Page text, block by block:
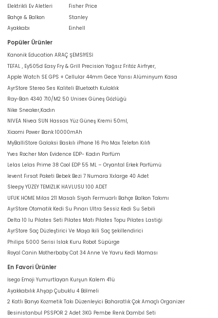
Elektrikli Ev Aletleri
Bahçe & Balkon
Ayakkabı
Fisher Price
Stanley
Einhell
Popüler Ürünler
Kanonik Education ARAÇ ŞEMSİYESİ
TEFAL , Ey505d Easy Fry & Grill Precision Yağsız Fritöz Airfryer,
Apple Watch SE GPS + Cellular 44mm Gece Yarısı Alüminyum Kasa
AyrStore Stereo Ses Kaliteli Bluetooth Kulaklık
Ray-Ban 4340 710/M2 50 Unisex Güneş Gözlüğü
Nike Sneaker,Kadın
NIVEA Nivea SUN Hassas Yüz Güneş Kremi 50ml,
Xiaomi Power Bank 10000mAh
MyBalliStore Galaksi Baskılı iPhone 16 Pro Max Telefon Kılıfı
Yves Rocher Mon Evidence EDP- Kadın Parfüm
Lelas Lelas Prime 38 Cool EDP 55 ML – Oryantal Erkek Parfümü
levent Fırsat Paketi Bebek Bezi 7 Numara Xxlarge 40 Adet
Sleepy YÜZEY TEMİZLİK HAVLUSU 100 ADET
UFUK HOME Milas 211 Masalı Siyah Fermuarlı Bahçe Balkon Takımı
AyrStore Otomatik Kedi Su Pınarı Ultra Sessiz Kedi Su Sebili
Delta 10 lu Pilates Seti Pilates Matı Pilates Topu Pilates Lastiği
AyrStore Saç Düzleştirici Ve Maşa İkili Saç Şekillendirici
Philips 5000 Serisi Islak Kuru Robot Süpürge
Royal Canin Motherbaby Cat 34 Anne Ve Yavru Kedi Maması
En Favori Ürünler
İsego Emoji Yumurtlayan Kurşun Kalem 4'lü
Ayakkabılık Ahşap Çubuklu 4 Bölmeli
2 Katlı Banyo Kozmetik Takı Düzenleyici Baharatlık Çok Amaçlı Organizer
Besinistanbul PSSPOR 2 Adet 3KG Pembe Renk Dambıl Seti